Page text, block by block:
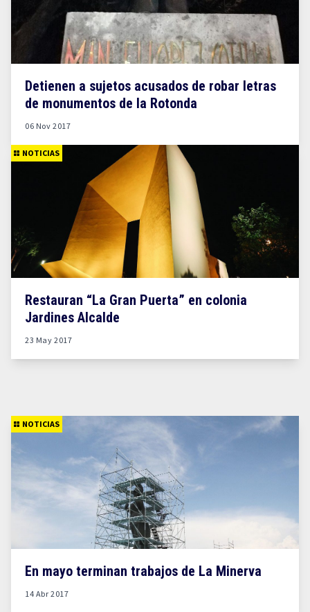
Detienen a sujetos acusados de robar letras
de monumentos de la Rotonda
06 Nov 2017
NOTICIAS
Restauran “La Gran Puerta” en colonia
Jardines Alcalde
23 May 2017
NOTICIAS
En mayo terminan trabajos de La Minerva
14 Abr 2017